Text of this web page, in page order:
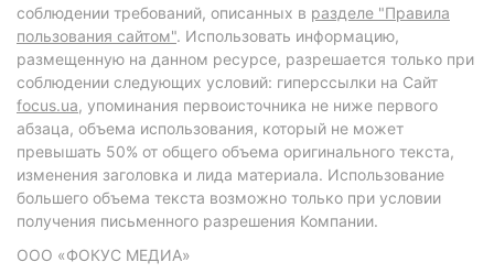
соблюдении требований, описанных в разделе "Правила
пользования сайтом". Использовать информацию,
размещенную на данном ресурсе, разрешается только при
соблюдении следующих условий: гиперссылки на Сайт
focus.ua, упоминания первоисточника не ниже первого
абзаца, объема использования, который не может
превышать 50% от общего объема оригинального текста,
изменения заголовка и лида материала. Использование
большего объема текста возможно только при условии
получения письменного разрешения Компании.
ООО «ФОКУС МЕДИА»